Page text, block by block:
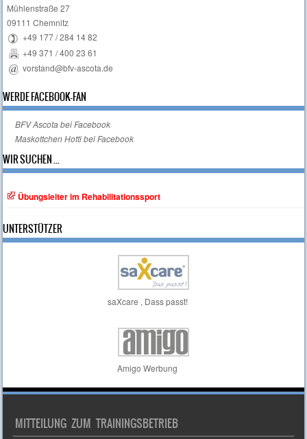
Mühlenstraße 27
09111 Chemnitz
+49 177 / 284 14 82
+49 371 / 400 23 61
vorstand@bfv-ascota.de
WERDE FACEBOOK-FAN
BFV Ascota bei Facebook
Maskottchen Hotti bei Facebook
WIR SUCHEN ...
Übungsleiter im Rehabilitationssport
UNTERSTÜTZER
saXcare , Dass passt!
Amigo Werbung
MITTEILUNG ZUM TRAININGSBETRIEB